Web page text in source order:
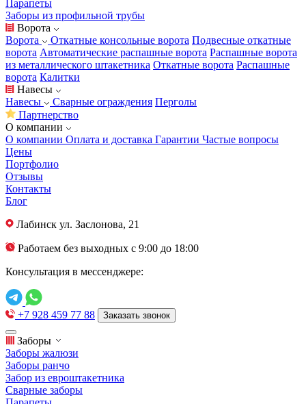
Парапеты
Заборы из профильной трубы
Ворота
Ворота
Откатные консольные ворота Подвесные откатные
ворота Автоматические распашные ворота Распашные ворота
из металлического штакетника Откатные ворота Распашные
ворота Калитки
Навесы
Навесы
Сварные ограждения Перголы
Партнерство
О компании
О компании Оплата и доставка Гарантии Частые вопросы
Цены
Портфолио
Отзывы
Контакты
Блог
Лабинск ул. Заслонова, 21
Работаем без выходных с 9:00 до 18:00
Консультация в мессенджере:
+7 928 459 77 88 Заказать звонок
Заборы
Заборы жалюзи
Заборы ранчо
Забор из евроштакетника
Сварные заборы